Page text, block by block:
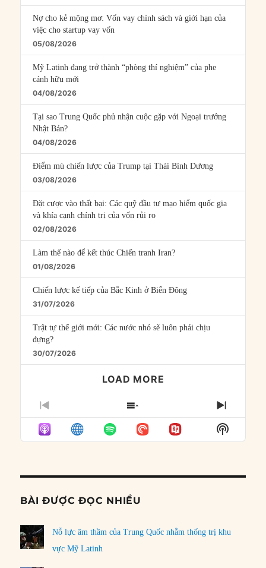
Nợ cho kẻ mộng mơ: Vốn vay chính sách và giới hạn của
việc cho startup vay vốn
05/08/2026
Mỹ Latinh đang trở thành “phòng thí nghiệm” của phe
cánh hữu mới
04/08/2026
Tại sao Trung Quốc phủ nhận cuộc gặp với Ngoại trưởng
Nhật Bản?
04/08/2026
Điểm mù chiến lược của Trump tại Thái Bình Dương
03/08/2026
Đặt cược vào thất bại: Các quỹ đầu tư mạo hiểm quốc gia
và khía cạnh chính trị của vốn rủi ro
02/08/2026
Làm thế nào để kết thúc Chiến tranh Iran?
01/08/2026
Chiến lược kế tiếp của Bắc Kinh ở Biển Đông
31/07/2026
Trật tự thế giới mới: Các nước nhỏ sẽ luôn phải chịu
đựng?
30/07/2026
LOAD MORE
PREVIOUS
EPISODE
SHOW
EPISODES
LIST
NEXT
Show
Podcast
BÀI ĐƯỢC ĐỌC NHIỀU
Nỗ lực âm thầm của Trung Quốc nhằm thống trị khu
vực Mỹ Latinh